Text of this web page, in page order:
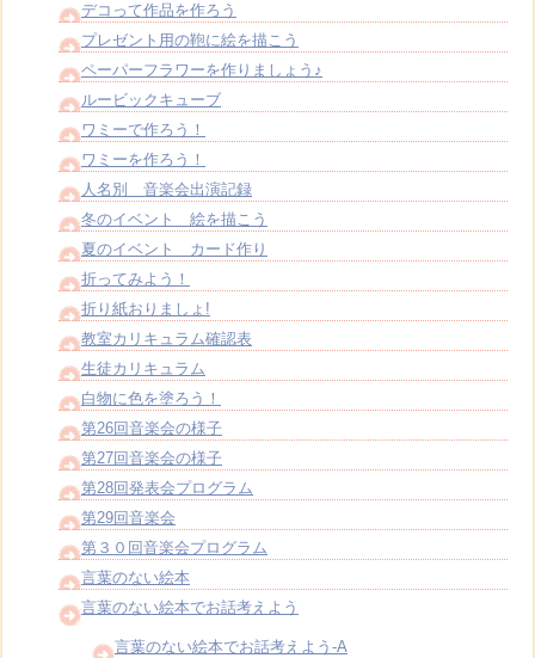
デコって作品を作ろう
プレゼント用の鞄に絵を描こう
ペーパーフラワーを作りましょう♪
ルービックキューブ
ワミーで作ろう！
ワミーを作ろう！
人名別 音楽会出演記録
冬のイベント 絵を描こう
夏のイベント カード作り
折ってみよう！
折り紙おりましょ!
教室カリキュラム確認表
生徒カリキュラム
白物に色を塗ろう！
第26回音楽会の様子
第27回音楽会の様子
第28回発表会プログラム
第29回音楽会
第３０回音楽会プログラム
言葉のない絵本
言葉のない絵本でお話考えよう
言葉のない絵本でお話考えよう-A